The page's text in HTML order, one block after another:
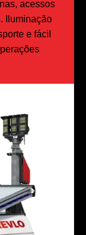
acessos
Iluminação
e fácil